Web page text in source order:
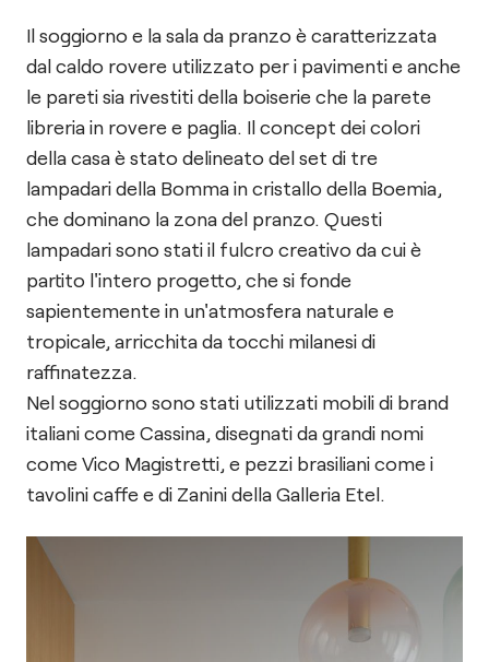
Il soggiorno e la sala da pranzo è caratterizzata
dal caldo rovere utilizzato per i pavimenti e anche
le pareti sia rivestiti della boiserie che la parete
libreria in rovere e paglia. Il concept dei colori
della casa è stato delineato del set di tre
lampadari della Bomma in cristallo della Boemia,
che dominano la zona del pranzo. Questi
lampadari sono stati il fulcro creativo da cui è
partito l'intero progetto, che si fonde
sapientemente in un'atmosfera naturale e
tropicale, arricchita da tocchi milanesi di
raffinatezza.
Nel soggiorno sono stati utilizzati mobili di brand
italiani come Cassina, disegnati da grandi nomi
come Vico Magistretti, e pezzi brasiliani come i
tavolini caffe e di Zanini della Galleria Etel.